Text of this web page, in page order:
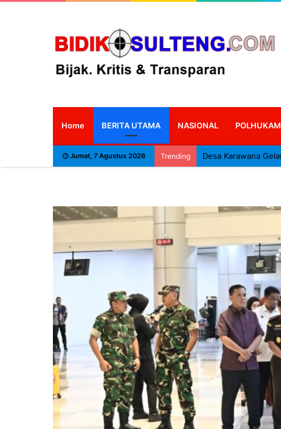
Home BERITA UTAMA NASIONAL POLHUKAM
Jumat, 7 Agustus 2026 Trending